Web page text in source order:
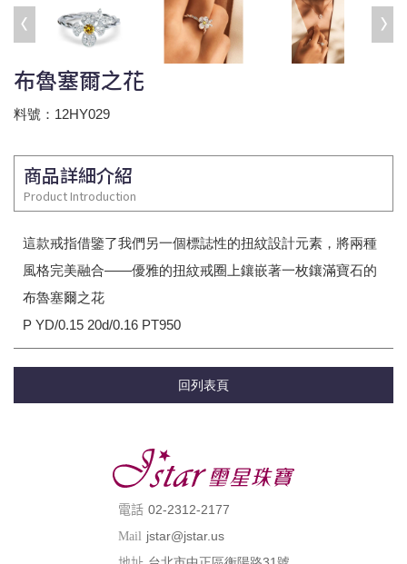
布魯塞爾之花
料號：12HY029
商品詳細介紹
Product Introduction
這款戒指借鑒了我們另一個標誌性的扭紋設計元素，將兩種
風格完美融合——優雅的扭紋戒圈上鑲嵌著一枚鑲滿寶石的
布魯塞爾之花
P YD/0.15 20d/0.16 PT950
回列表頁
電話 02-2312-2177
Mail jstar@jstar.us